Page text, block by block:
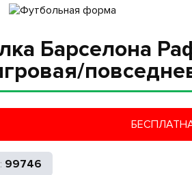
Барселона
99746